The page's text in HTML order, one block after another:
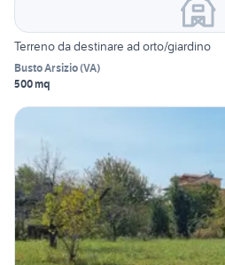
Terreno da destinare ad orto/giardino
Busto Arsizio(VA)
500 mq